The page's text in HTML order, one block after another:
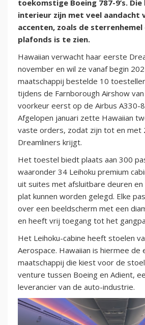
toekomstige Boeing 787-9’s.
interieur zijn met veel aandacht
accenten, zoals de sterrenhemel
plafonds is te zien.
Hawaiian verwacht haar eerste
november en wil ze vanaf begin
maatschappij bestelde 10
tijdens de Farnborough Airshow
voorkeur eerst op de Airbus A330-
Afgelopen januari zette Hawaiian
vaste orders, zodat zijn tot en met
Dreamliners krijgt.
Het toestel biedt plaats aan 300
waaronder 34 Leihoku premium
uit suites met afsluitbare deuren
plat kunnen worden gelegd. Elke
over een beeldscherm met een
en heeft vrij toegang tot het
Het Leihoku-cabine heeft stoelen
Aerospace. Hawaiian is hiermee de
maatschappij die kiest voor de
venture tussen Boeing en Adient,
leverancier van de auto-industrie.